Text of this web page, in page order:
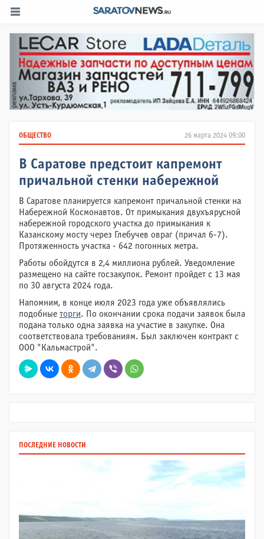
26 марта 2024 09:00
ОБЩЕСТВО
В Саратове предстоит капремонт
причальной стенки набережной
В Саратове планируется капремонт причальной стенки на
Набережной Космонавтов. От примыкания двухъярусной
набережной городского участка до примыкания к
Казанскому мосту через Глебучев овраг (причал 6-7).
Протяженность участка - 642 погонных метра.
Работы обойдутся в 2,4 миллиона рублей. Уведомление
размещено на сайте госзакупок. Ремонт пройдет с 13 мая
по 30 августа 2024 года.
Напомним, в конце июля 2023 года уже объявлялись
подобные торги. По окончании срока подачи заявок была
подана только одна заявка на участие в закупке. Она
соответствовала требованиям. Был заключен контракт с
ООО "Кальмастрой".
ПОСЛЕДНИЕ НОВОСТИ